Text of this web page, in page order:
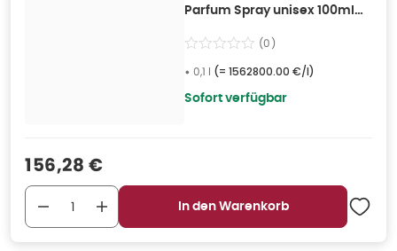
Parfum Spray unisex 100ml
(0)
• 0,1 l (= 1562800.00 €/l)
Sofort verfügbar
Verkaufspreis
156,28 €
In den Warenkorb